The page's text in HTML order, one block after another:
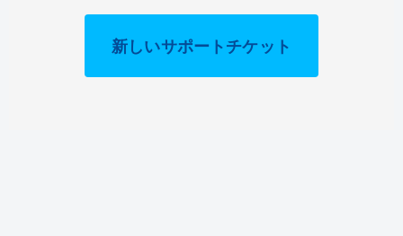
新しいサポートチケット